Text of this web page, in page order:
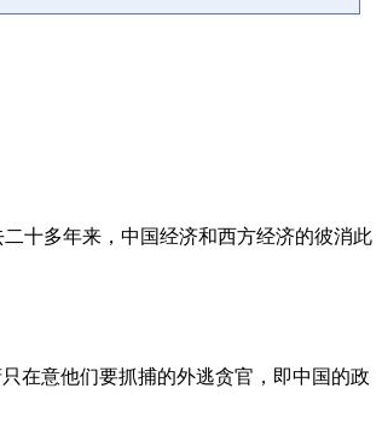
十多年来，中国经济和西方经济的彼消此
在意他们要抓捕的外逃贪官，即中国的政